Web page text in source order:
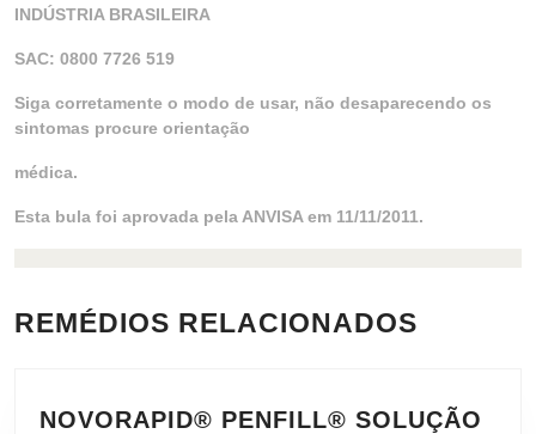
INDÚSTRIA BRASILEIRA
SAC: 0800 7726 519
Siga corretamente o modo de usar, não desaparecendo os
sintomas procure orientação
médica.
Esta bula foi aprovada pela ANVISA em 11/11/2011.
REMÉDIOS RELACIONADOS
NOVORAPID® PENFILL® SOLUÇÃO